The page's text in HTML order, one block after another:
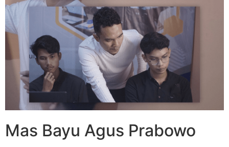
Mas Bayu Agus Prabowo